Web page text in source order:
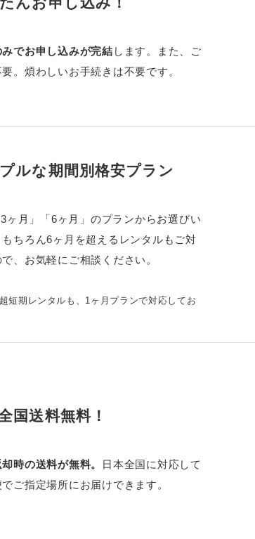
でお申し込みが完結 します。また、ご
。煩わしいお手続きは不要です。
ルな期間別格安プラン
3ヶ月」「6ヶ月」のプランからお選びい
ちろん6ヶ月を超えるレンタルもご対
、お気軽にご相談ください。
短期レンタルも、1ヶ月プランで対応してお
国送料無料！
時の送料が無料。
日本全国に対応して
ご指定場所にお届けできます。